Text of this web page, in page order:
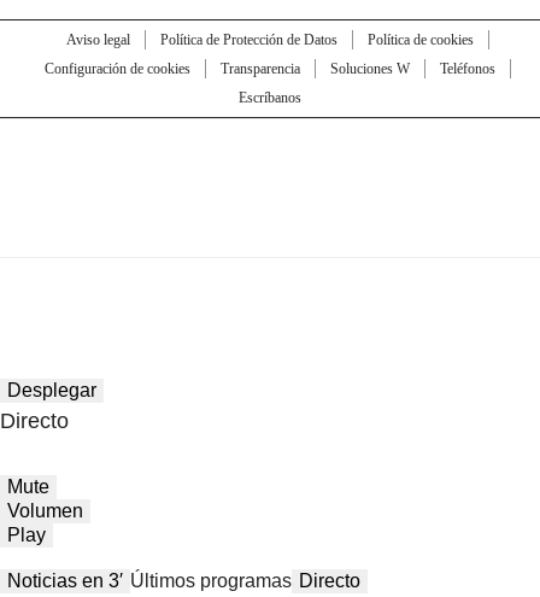
Aviso legal Política de Protección de Datos
Política de cookies
Configuración de cookies
Transparencia Soluciones W
Teléfonos
Escríbanos
Desplegar
Directo
Mute
Volumen
Play
Noticias en 3′ Últimos programas Directo